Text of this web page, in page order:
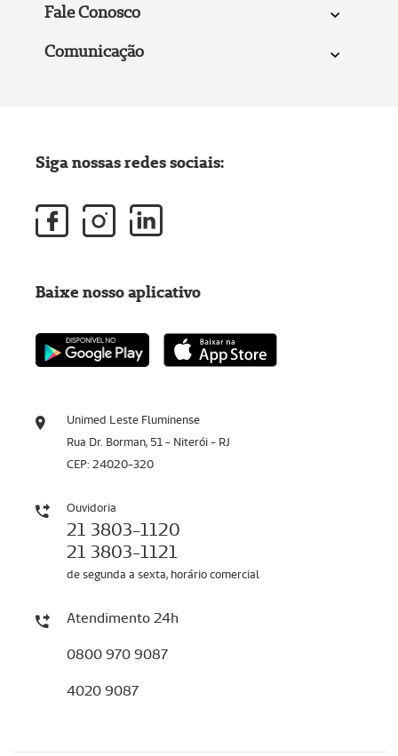
Fale Conosco
Comunicação
Unimed Leste Fluminense
Rua Dr. Borman, 51 - Niterói - RJ
CEP: 24020-320
Ouvidoria
21 3803-1120
21 3803-1121
de segunda a sexta, horário comercial
Atendimento 24h
0800 970 9087
4020 9087
Siga nossas redes sociais:
Baixe nosso aplicativo